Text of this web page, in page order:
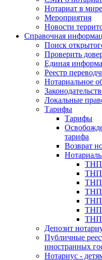
Нотариат в мире
Мероприятия
Новости
Справочная
Поиск
Проверить
Единая
Реестр
Нотариальное
Локальные
Тарифы
Тарифы
тарифа
Возврат
ТНП
ТНП
ТНП
ТНП
ТНП
ТНП
ТНП
Депозит
Публичные
иностранных
Нотариус -